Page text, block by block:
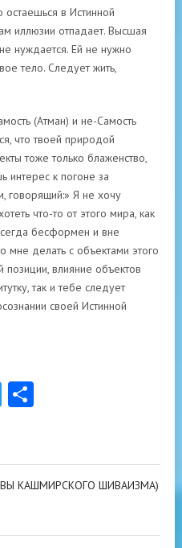
остаешься в Истинной
иллюзии отпадает. Высшая
нуждается. Ей не нужно
тело. Следует жить,
(Атман) и не-Самость
что твоей природой
тоже только блаженство,
интерес к погоне за
говорящий:» Я не хочу
что-то от этого мира, как
бесформен и вне
мне делать с объектами этого
позиции, влияние объектов
так и тебе следует
своей Истинной
Twitter
КАШМИРСКОГО ШИВАИЗМА)